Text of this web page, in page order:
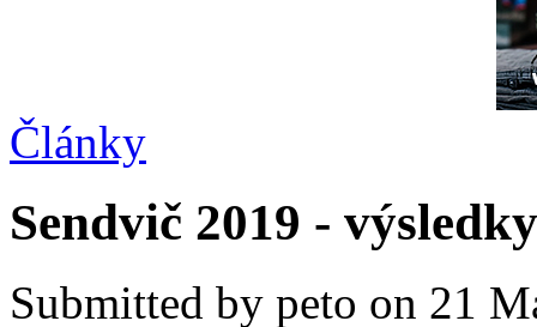
Články
Sendvič 2019 - výsledky
Submitted by peto on 21